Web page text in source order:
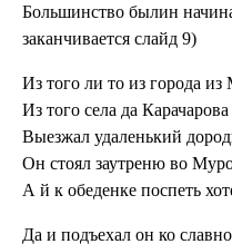
Большинство былин
заканчивается слайд 9)
Из того ли то из города
Из того села да Карачарова
Выезжал удаленький
Он стоял заутреню во
А й к обеденке поспеть
Да и подъехал он ко